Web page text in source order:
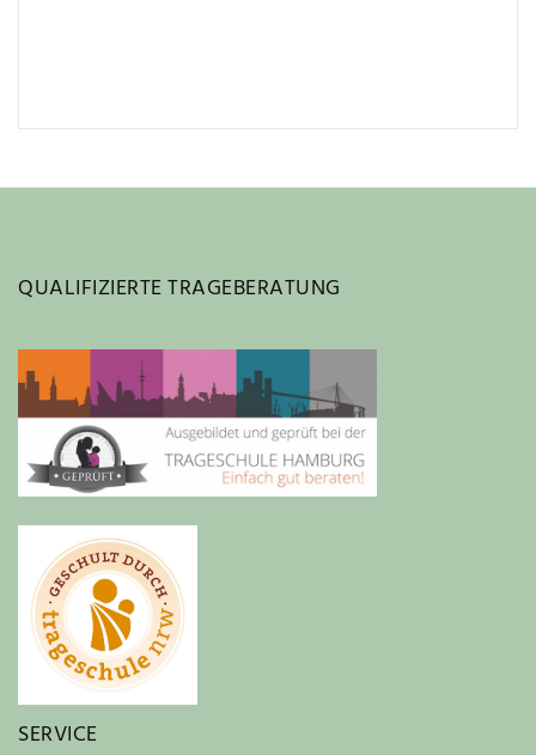
QUALIFIZIERTE TRAGEBERATUNG
SERVICE